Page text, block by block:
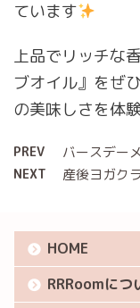
ています
上品でリッチな
ブオイル』をぜ
の美味しさを体
PREV バースデー
NEXT 産後ヨガク
HOME
RRRoomにつ